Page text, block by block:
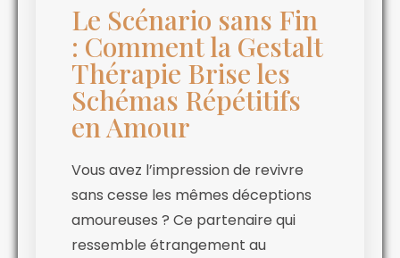
Le Scénario sans Fin
: Comment la Gestalt
Thérapie Brise les
Schémas Répétitifs
en Amour
Vous avez l’impression de revivre
sans cesse les mêmes déceptions
amoureuses ? Ce partenaire qui
ressemble étrangement au